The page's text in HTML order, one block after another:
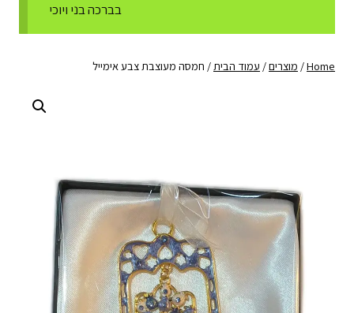
בברכה בני ויוכי
Home
/ מוצרים/ עמוד הבית / חמסה מעוצבת צבע אימייל